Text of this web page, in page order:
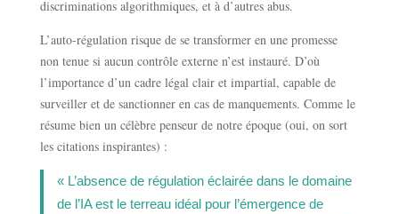
discriminations algorithmiques, et à d’autres abus.
L’auto-régulation risque de se transformer en une promesse
non tenue si aucun contrôle externe n’est instauré. D’où
l’importance d’un cadre légal clair et impartial, capable de
surveiller et de sanctionner en cas de manquements. Comme le
résume bien un célèbre penseur de notre époque (oui, on sort
les citations inspirantes) :
« L’absence de régulation éclairée dans le domaine
de l’IA est le terreau idéal pour l’émergence de